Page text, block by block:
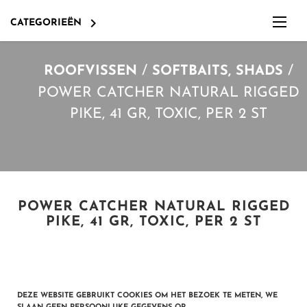
CATEGORIEËN 
OVERIG EN DIVERSEN
ROOFVISSEN / SOFTBAITS, SHADS /
POWER CATCHER NATURAL RIGGED
PIKE, 41 GR, TOXIC, PER 2 ST
POWER CATCHER NATURAL RIGGED
PIKE, 41 GR, TOXIC, PER 2 ST
DEZE WEBSITE GEBRUIKT COOKIES OM HET BEZOEK TE METEN, WE